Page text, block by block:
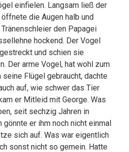
einfielen. Langsam ließ der
die Augen halb und
den Papagei
hockend. Der Vogel
und schien sie
Der arme Vogel, hat wohl zum
Flügel gebraucht, dachte
auf, wie schwer das Tier
er Mitleid mit George. Was
seit sechzig Jahren in
gönnte er ihm noch nicht einmal
sich auf. Was war eigentlich
sonst nicht so gemein. Hatte